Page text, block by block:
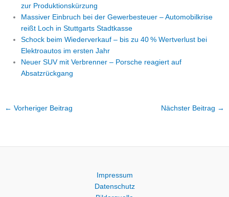
zur Produktionskürzung
Massiver Einbruch bei der Gewerbesteuer – Automobilkrise
reißt Loch in Stuttgarts Stadtkasse
Schock beim Wiederverkauf – bis zu 40 % Wertverlust bei
Elektroautos im ersten Jahr
Neuer SUV mit Verbrenner – Porsche reagiert auf
Absatzrückgang
← Vorheriger Beitrag Nächster Beitrag →
Impressum
Datenschutz